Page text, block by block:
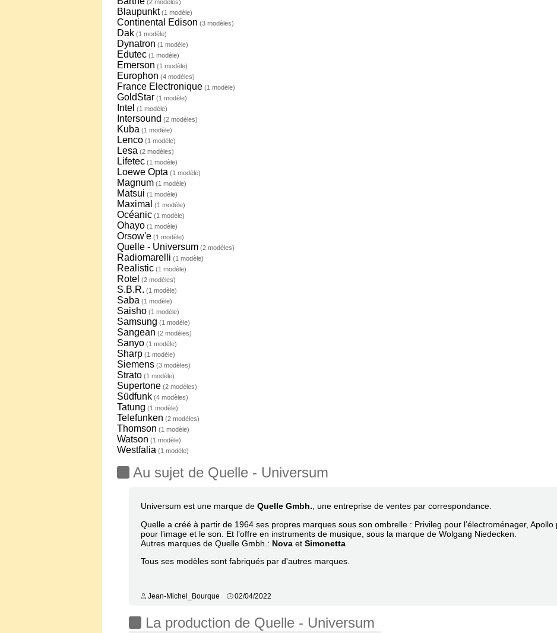
(2 modèles)
Blaupunkt(1 modèle)
Continental Edison (3 modèles)
Dak (1 modèle)
Dynatron (1 modèle)
Edutec (1 modèle)
Emerson (1 modèle)
Europhon (4 modèles)
France Electronique (1 modèle)
GoldStar (1 modèle)
Intel (1 modèle)
Intersound (2 modèles)
Kuba (1 modèle)
Lenco (1 modèle)
Lesa (2 modèles)
Lifetec (1 modèle)
Loewe Opta (1 modèle)
Magnum (1 modèle)
Matsui (1 modèle)
Maximal (1 modèle)
Océanic (1 modèle)
Ohayo (1 modèle)
Orsow'e (1 modèle)
Quelle - Universum (2 modèles)
Radiomarelli (1 modèle)
Realistic (1 modèle)
Rotel (2 modèles)
S.B.R. (1 modèle)
Saba (1 modèle)
Saisho (1 modèle)
Samsung (1 modèle)
Sangean (2 modèles)
Sanyo (1 modèle)
Sharp (1 modèle)
Siemens (3 modèles)
Strato (1 modèle)
Supertone (2 modèles)
Südfunk (4 modèles)
Tatung (1 modèle)
Telefunken (2 modèles)
Thomson (1 modèle)
Watson (1 modèle)
Westfalia (1 modèle)
Au sujet de Quelle - Universum
Universum est une marque de Quelle Gmbh., une entreprise de ventes par correspondance.
Quelle a créé à partir de 1964 ses propres marques sous son ombrelle : Privileg pour l’électroménager, Apollo
pour l’image et le son. Et l’offre en instruments de musique, sous la marque de Wolgang Niedecken.
Autres marques de Quelle Gmbh.: Nova et Simonetta
Tous ses modèles sont fabriqués par d'autres marques.
Jean-Michel_Bourque 02/04/2022
La production de Quelle - Universum